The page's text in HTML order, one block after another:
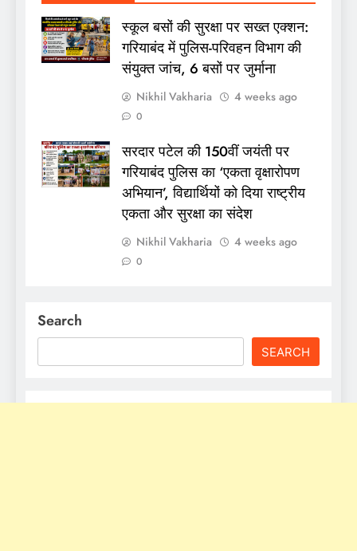
स्कूल बसों की सुरक्षा पर सख्त एक्शन:
गरियाबंद में पुलिस-परिवहन विभाग की
संयुक्त जांच, 6 बसों पर जुर्माना
Nikhil Vakharia 4 weeks ago
0
सरदार पटेल की 150वीं जयंती पर
गरियाबंद पुलिस का ‘एकता वृक्षारोपण
अभियान’, विद्यार्थियों को दिया राष्ट्रीय
एकता और सुरक्षा का संदेश
Nikhil Vakharia 4 weeks ago
0
Search
SEARCH